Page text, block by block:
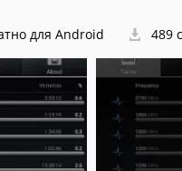
для Android 489